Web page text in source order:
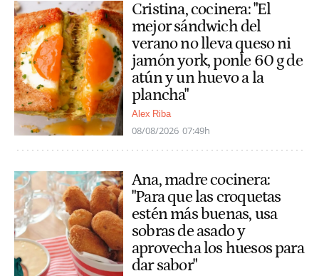
Cristina, cocinera: "El
mejor sándwich del
verano no lleva queso ni
jamón york, ponle 60 g de
atún y un huevo a la
plancha"
Alex Riba
08/08/2026 07:49h
Ana, madre cocinera:
"Para que las croquetas
estén más buenas, usa
sobras de asado y
aprovecha los huesos para
dar sabor"